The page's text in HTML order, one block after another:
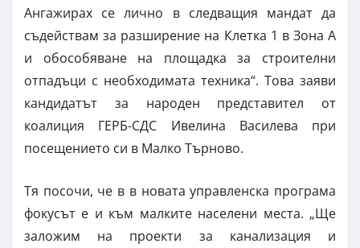
Ангажирах се лично в следващия мандат да
съдействам за разширение на Клетка 1 в Зона А
и обособяване на площадка за строителни
отпадъци с необходимата техника“. Това заяви
кандидатът за народен представител от
коалиция ГЕРБ-СДС Ивелина Василева при
посещението си в Малко Търново.
Тя посочи, че в в новата управленска програма
фокусът е и към малките населени места. „Ще
заложим на проекти за канализация и